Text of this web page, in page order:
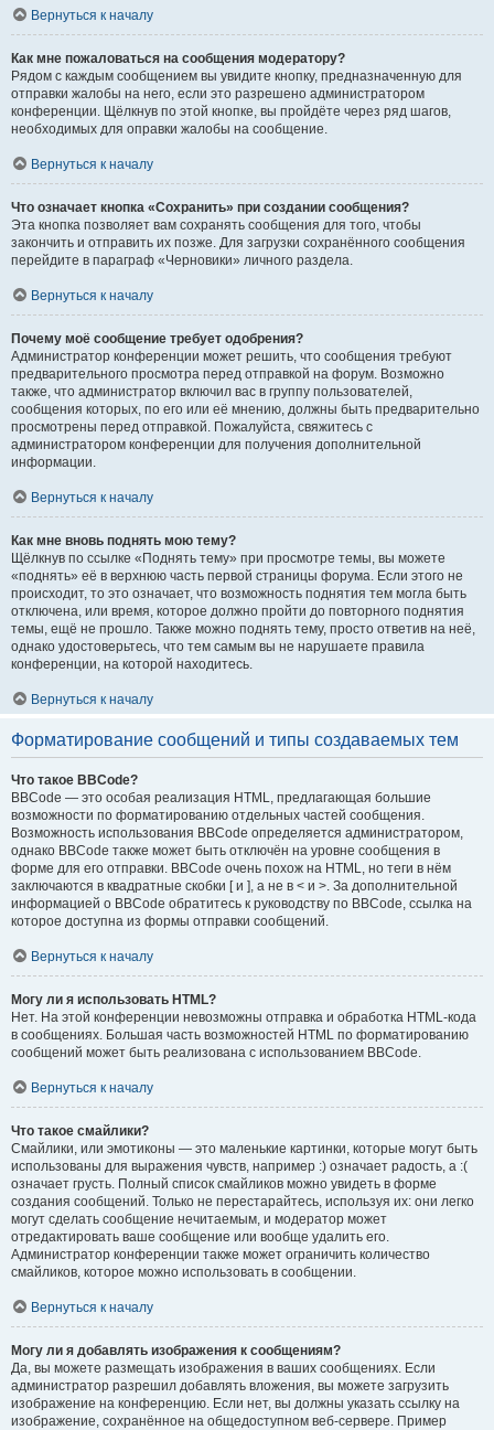
Вернуться к началу
Как мне пожаловаться на сообщения модератору?
Рядом с каждым сообщением вы увидите кнопку, предназначенную для
отправки жалобы на него, если это разрешено администратором
конференции. Щёлкнув по этой кнопке, вы пройдёте через ряд шагов,
необходимых для оправки жалобы на сообщение.
Вернуться к началу
Что означает кнопка «Сохранить» при создании сообщения?
Эта кнопка позволяет вам сохранять сообщения для того, чтобы
закончить и отправить их позже. Для загрузки сохранённого сообщения
перейдите в параграф «Черновики» личного раздела.
Вернуться к началу
Почему моё сообщение требует одобрения?
Администратор конференции может решить, что сообщения требуют
предварительного просмотра перед отправкой на форум. Возможно
также, что администратор включил вас в группу пользователей,
сообщения которых, по его или её мнению, должны быть предварительно
просмотрены перед отправкой. Пожалуйста, свяжитесь с
администратором конференции для получения дополнительной
информации.
Вернуться к началу
Как мне вновь поднять мою тему?
Щёлкнув по ссылке «Поднять тему» при просмотре темы, вы можете
«поднять» её в верхнюю часть первой страницы форума. Если этого не
происходит, то это означает, что возможность поднятия тем могла быть
отключена, или время, которое должно пройти до повторного поднятия
темы, ещё не прошло. Также можно поднять тему, просто ответив на неё,
однако удостоверьтесь, что тем самым вы не нарушаете правила
конференции, на которой находитесь.
Вернуться к началу
Форматирование сообщений и типы создаваемых тем
Что такое BBCode?
BBCode — это особая реализация HTML, предлагающая большие
возможности по форматированию отдельных частей сообщения.
Возможность использования BBCode определяется администратором,
однако BBCode также может быть отключён на уровне сообщения в
форме для его отправки. BBCode очень похож на HTML, но теги в нём
заключаются в квадратные скобки [ и ], а не в < и >. За дополнительной
информацией о BBCode обратитесь к руководству по BBCode, ссылка на
которое доступна из формы отправки сообщений.
Вернуться к началу
Могу ли я использовать HTML?
Нет. На этой конференции невозможны отправка и обработка HTML-кода
в сообщениях. Большая часть возможностей HTML по форматированию
сообщений может быть реализована с использованием BBCode.
Вернуться к началу
Что такое смайлики?
Смайлики, или эмотиконы — это маленькие картинки, которые могут быть
использованы для выражения чувств, например :) означает радость, а :(
означает грусть. Полный список смайликов можно увидеть в форме
создания сообщений. Только не перестарайтесь, используя их: они легко
могут сделать сообщение нечитаемым, и модератор может
отредактировать ваше сообщение или вообще удалить его.
Администратор конференции также может ограничить количество
смайликов, которое можно использовать в сообщении.
Вернуться к началу
Могу ли я добавлять изображения к сообщениям?
Да, вы можете размещать изображения в ваших сообщениях. Если
администратор разрешил добавлять вложения, вы можете загрузить
изображение на конференцию. Если нет, вы должны указать ссылку на
изображение, сохранённое на общедоступном веб-сервере. Пример